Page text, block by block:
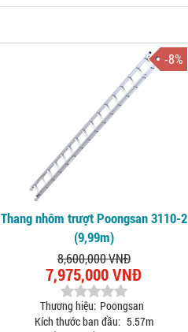
-8%
Thang nhôm trượt Poongsan 3110-2
(9,99m)
8,600,000 VNĐ
7,975,000 VNĐ
Thương hiệu: Poongsan
Kích thước ban đầu: 5.57m